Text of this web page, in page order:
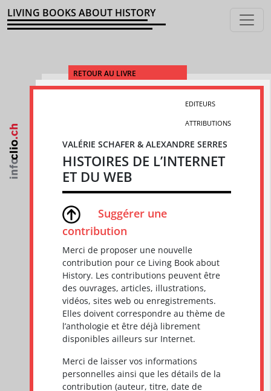
LIVING BOOKS ABOUT HISTORY
RETOUR AU LIVRE
EDITEURS
ATTRIBUTIONS
VALÉRIE SCHAFER & ALEXANDRE SERRES
HISTOIRES DE L’INTERNET
ET DU WEB
Suggérer une
contribution
Merci de proposer une nouvelle
contribution pour ce Living Book about
History. Les contributions peuvent être
des ouvrages, articles, illustrations,
vidéos, sites web ou enregistrements.
Elles doivent correspondre au thème de
l’anthologie et être déjà librement
disponibles ailleurs sur Internet.
Merci de laisser vos informations
personnelles ainsi que les détails de la
contribution (auteur, titre, date de